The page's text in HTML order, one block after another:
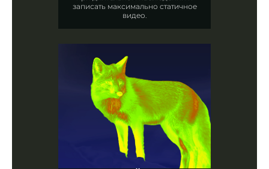
записать максимально статичное
видео.